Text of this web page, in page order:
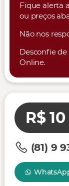
Fique alerta
ou preços
Não nos
Desconfie
Online.
R$ 10
(81) 9